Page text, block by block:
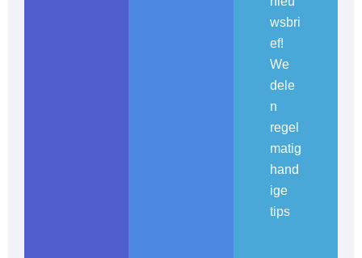
wsbri
ef!
We
dele
n
regel
matig
hand
ige
tips